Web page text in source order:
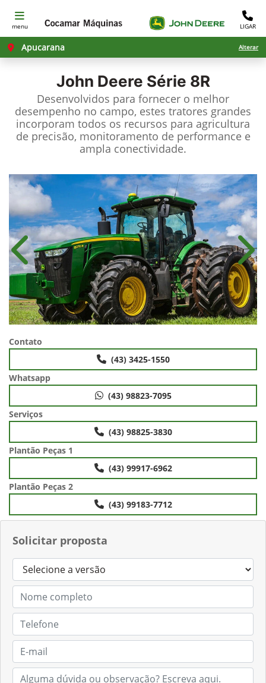
menu LIGAR
Apucarana Alterar
John Deere Série 8R
Desenvolvidos para fornecer o melhor
desempenho no campo, estes tratores grandes
incorporam todos os recursos para agricultura
de precisão, monitoramento de performance e
ampla conectividade.
Solicitar proposta
Anterior
Contato
(43) 3425-1550
Whatsapp
(43) 98823-7095
Serviços
(43) 98825-3830
Plantão Peças 1
(43) 99917-6962
Plantão Peças 2
(43) 99183-7712